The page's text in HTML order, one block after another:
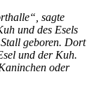
sagte
und des Esels
geboren. Dort
und der Kuh.
oder